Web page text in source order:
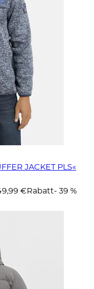
JACKET PLS«
€ Rabatt- 39 %